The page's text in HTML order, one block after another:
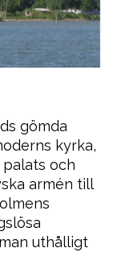
gömda
kyrka,
och
armén till
uthålligt